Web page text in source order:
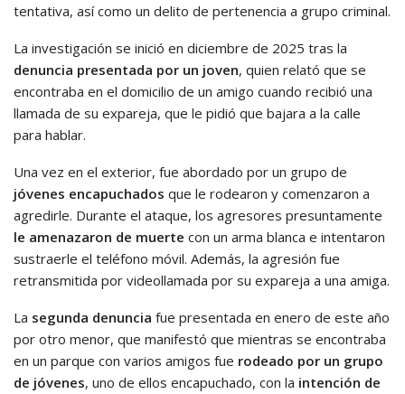
tentativa, así como un delito de pertenencia a grupo criminal.
La investigación se inició en diciembre de 2025 tras la
denuncia presentada por un joven, quien relató que se
encontraba en el domicilio de un amigo cuando recibió una
llamada de su expareja, que le pidió que bajara a la calle
para hablar.
Una vez en el exterior, fue abordado por un grupo de
jóvenes encapuchados que le rodearon y comenzaron a
agredirle. Durante el ataque, los agresores presuntamente
le amenazaron de muerte con un arma blanca e intentaron
sustraerle el teléfono móvil. Además, la agresión fue
retransmitida por videollamada por su expareja a una amiga.
La segunda denuncia fue presentada en enero de este año
por otro menor, que manifestó que mientras se encontraba
en un parque con varios amigos fue rodeado por un grupo
de jóvenes, uno de ellos encapuchado, con la intención de